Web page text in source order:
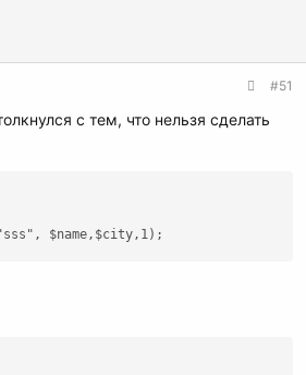
#51
с тем, что нельзя сделать
$name,$city,1);